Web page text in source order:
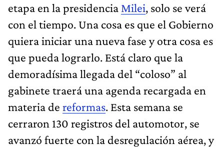
etapa en la presidencia Milei, solo se verá
con el tiempo. Una cosa es que el Gobierno
quiera iniciar una nueva fase y otra cosa es
que pueda lograrlo. Está claro que la
demoradísima llegada del “coloso” al
gabinete traerá una agenda recargada en
materia de reformas. Esta semana se
cerraron 130 registros del automotor, se
avanzó fuerte con la desregulación aérea, y